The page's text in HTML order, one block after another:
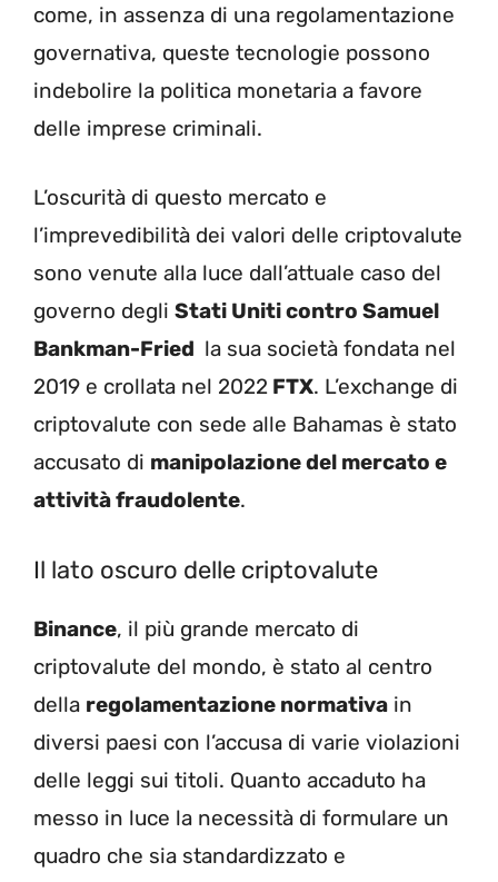
come, in assenza di una regolamentazione
governativa, queste tecnologie possono
indebolire la politica monetaria a favore
delle imprese criminali.
L’oscurità di questo mercato e
l’imprevedibilità dei valori delle criptovalute
sono venute alla luce dall’attuale caso del
governo degli Stati Uniti contro Samuel
Bankman-Fried la sua società fondata nel
2019 e crollata nel 2022 FTX. L’exchange di
criptovalute con sede alle Bahamas è stato
accusato di manipolazione del mercato e
attività fraudolente.
Il lato oscuro delle criptovalute
Binance, il più grande mercato di
criptovalute del mondo, è stato al centro
della regolamentazione normativa in
diversi paesi con l’accusa di varie violazioni
delle leggi sui titoli. Quanto accaduto ha
messo in luce la necessità di formulare un
quadro che sia standardizzato e